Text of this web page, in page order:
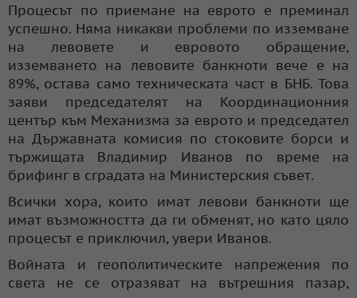
Процесът по приемане на еврото е преминал
успешно. Няма никакви проблеми по изземване
на левовете и евровото обращение,
изземването на левовите банкноти вече е на
89%, остава само техническата част в БНБ. Това
заяви председателят на Координационния
център към Механизма за еврото и председател
на Държавната комисия по стоковите борси и
тържищата Владимир Иванов по време на
брифинг в сградата на Министерския съвет.
Всички хора, които имат левови банкноти ще
имат възможността да ги обменят, но като цяло
процесът е приключил, увери Иванов.
Войната и геополитическите напрежения по
света не се отразяват на вътрешния пазар,